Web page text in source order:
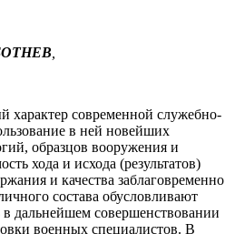
современной служебно-
в ней новейших
образцов вооружения и
хода и исхода (результатов)
и качества заблаговременно
состава обусловливают
дальнейшем совершенствовании
военных специалистов. В